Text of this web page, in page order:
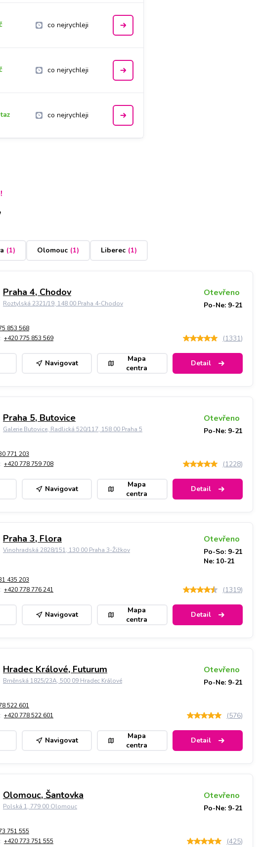
co nejrychleji
co nejrychleji
co nejrychleji
(1) Olomouc (1) Liberec (1)
Praha 4, Chodov
Roztylská 2321/19, 148 00 Praha 4-Chodov
Otevřeno
Po-Ne: 9-21
853 568
+420 775 853 569 (1331)
Navigovat
Mapa
centra
Detail
Praha 5, Butovice
Galerie Butovice, Radlická 520/117, 158 00 Praha 5
Otevřeno
Po-Ne: 9-21
771 203
+420 778 759 708 (1228)
Navigovat
Mapa
centra
Detail
Praha 3, Flora
Vinohradská 2828/151, 130 00 Praha 3-Žižkov
Otevřeno
Po-So: 9-21
Ne: 10-21
435 203
+420 778 776 241 (1319)
Navigovat
Mapa
centra
Detail
Hradec Králové, Futurum
Brněnská 1825/23A, 500 09 Hradec Králové
Otevřeno
Po-Ne: 9-21
522 601
+420 778 522 601 (576)
Navigovat
Mapa
centra
Detail
Olomouc, Šantovka
Polská 1, 779 00 Olomouc
Otevřeno
Po-Ne: 9-21
751 555
+420 773 751 555 (425)